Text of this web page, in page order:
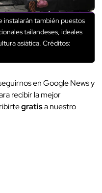
instalarán también puestos
tailandeses, ideales
asiática. Créditos:
en Google News y
recibir la mejor
gratisa nuestro